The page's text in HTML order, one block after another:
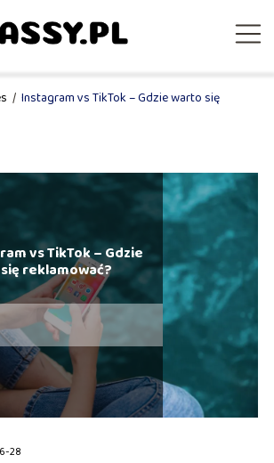
/ Instagram vs TikTok – Gdzie warto się
vs TikTok – Gdzie
reklamować?
28